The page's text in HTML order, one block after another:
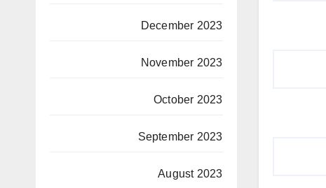
December 2023
November 2023
October 2023
September 2023
August 2023